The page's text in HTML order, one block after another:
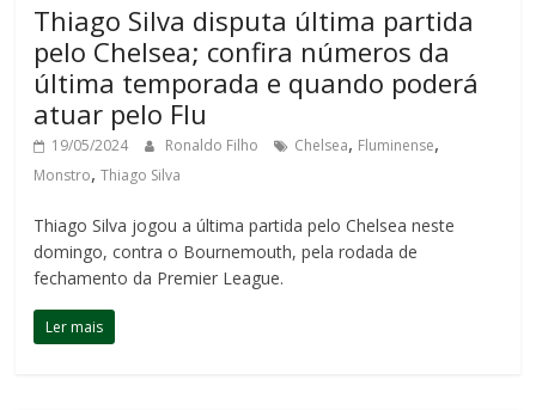
Thiago Silva disputa última partida
pelo Chelsea; confira números da
última temporada e quando poderá
atuar pelo Flu
19/05/2024 Ronaldo Filho Chelsea, Fluminense,
Monstro,Thiago Silva
Thiago Silva jogou a última partida pelo Chelsea neste
domingo, contra o Bournemouth, pela rodada de
fechamento da Premier League.
Ler mais